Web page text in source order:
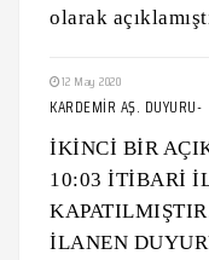
olarak
12 May 2020
KARDEMİR AŞ. DUYURU-
İKİNCİ BİR
10:03 İTİBARİ
İLANEN